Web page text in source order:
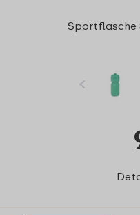
Sportflasche